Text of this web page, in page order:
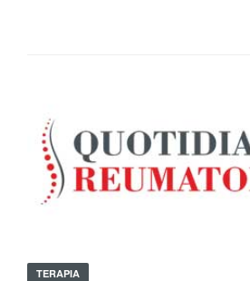
TERAPIA